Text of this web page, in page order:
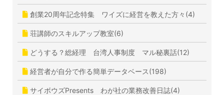
創業20周年記念特集 ワイズに経営を教えた方々(4)
荘講師のスキルアップ教室(6)
どうする？総経理 台湾人事制度 マル秘裏話(12)
経営者が自分で作る簡単データベース(198)
サイボウズPresents わが社の業務改善日誌(4)